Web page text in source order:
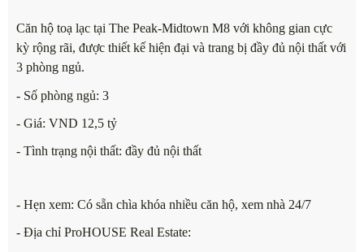
Căn hộ toạ lạc tại The Peak-Midtown M8 với không gian cực
kỳ rộng rãi, được thiết kế hiện đại và trang bị đầy đủ nội thất với
3 phòng ngủ.
- Số phòng ngủ: 3
- Giá: VND 12,5 tỷ
- Tình trạng nội thất: đầy đủ nội thất
- Hẹn xem: Có sẵn chìa khóa nhiều căn hộ, xem nhà 24/7
- Địa chỉ ProHOUSE Real Estate: